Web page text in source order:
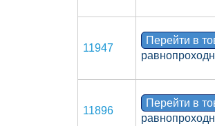
11947
Перейти в
11896
Перейти в